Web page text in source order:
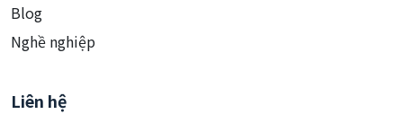
Blog
Nghề nghiệp
Liên hệ